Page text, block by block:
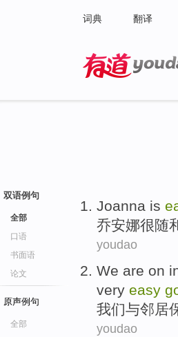
词典 翻译
双语例句
全部
口语
书面语
论文
原声例句
全部
Joanna is
乔安娜很随
youdao
We are on
very easy
我们与邻居
youdao